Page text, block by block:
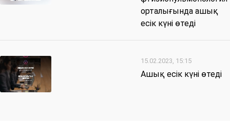
орталығында ашық
есік күні өтеді
15.02.2023, 15:15
Ашық есік күні өтеді